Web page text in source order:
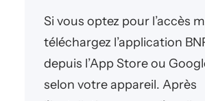
Si vous optez pour l’accès
téléchargez l’application
depuis l’App Store ou
selon votre appareil. Après